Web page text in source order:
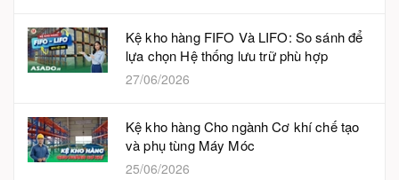
Kệ kho hàng FIFO Và LIFO: So sánh để
lựa chọn Hệ thống lưu trữ phù hợp
27/06/2026
Kệ kho hàng Cho ngành Cơ khí chế tạo
và phụ tùng Máy Móc
25/06/2026